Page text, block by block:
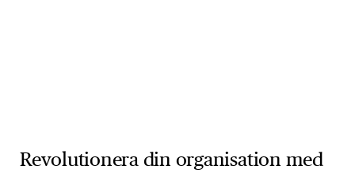
Revolutionera din organisation med